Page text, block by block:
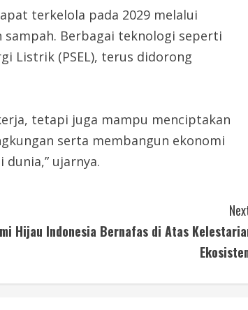
terkelola pada 2029 melalui
Berbagai teknologi seperti
Listrik (PSEL), terus didorong
tetapi juga mampu menciptakan
serta membangun ekonomi
ujarnya.
Hijau Indonesia Bernafas di Atas